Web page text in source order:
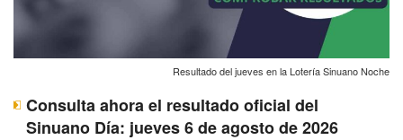
Resultado del jueves en la Lotería Sinuano Noche
Consulta ahora el resultado oficial del
Sinuano Día: jueves 6 de agosto de 2026